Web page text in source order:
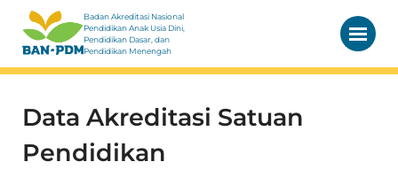
Badan Akreditasi Nasional
Pendidikan Anak Usia Dini,
Pendidikan Dasar, dan
Pendidikan Menengah
Data Akreditasi Satuan
Pendidikan